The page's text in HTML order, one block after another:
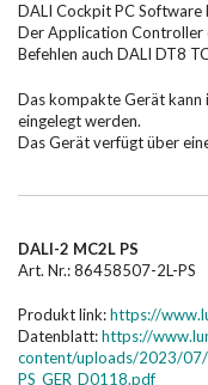
DALI Cockpit PC Software
Der Application Controller
Befehlen auch DALI DT8
Das kompakte Gerät kann
eingelegt werden.
Das Gerät verfügt über
DALI-2 MC2L PS
Art. Nr.: 86458507-2L-PS
Produkt link:https://
Datenblatt:https://
content/uploads/2023/07/
PS_GER_D0118.pdf